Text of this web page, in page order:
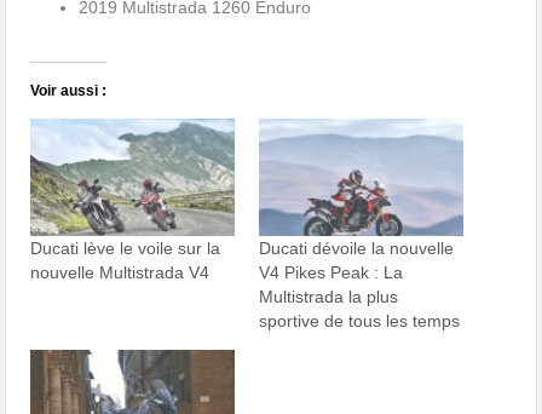
2019 Multistrada 1260 Enduro
Voir aussi :
Ducati lève le voile sur la
nouvelle Multistrada V4
Ducati dévoile la nouvelle
V4 Pikes Peak : La
Multistrada la plus
sportive de tous les temps